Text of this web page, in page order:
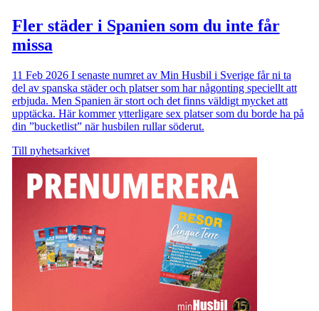
Fler städer i Spanien som du inte får
missa
11 Feb 2026 I senaste numret av Min Husbil i Sverige får ni ta
del av spanska städer och platser som har någonting speciellt att
erbjuda. Men Spanien är stort och det finns väldigt mycket att
upptäcka. Här kommer ytterligare sex platser som du borde ha på
din ”bucketlist” när husbilen rullar söderut.
Till nyhetsarkivet